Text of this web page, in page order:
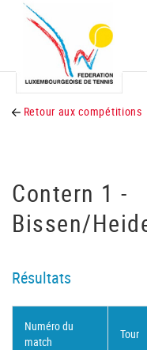
Retour aux compétitions
Contern 1 -
Bissen/
Résultats
Numéro du
match
Tour